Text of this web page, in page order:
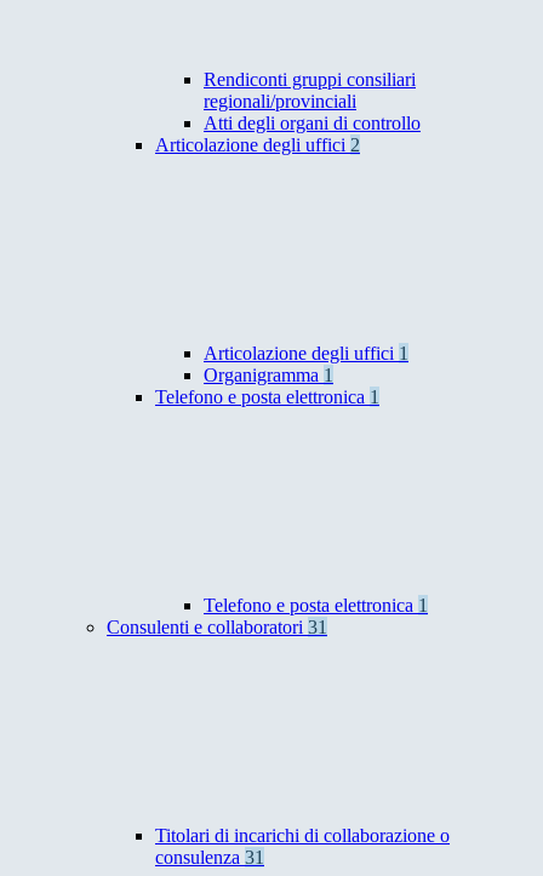
Rendiconti gruppi consiliari
regionali/provinciali
Atti degli organi di controllo
Articolazione degli uffici 2
Articolazione degli uffici 1
Organigramma 1
Telefono e posta elettronica 1
Telefono e posta elettronica 1
Consulenti e collaboratori 31
Titolari di incarichi di collaborazione o
consulenza 31